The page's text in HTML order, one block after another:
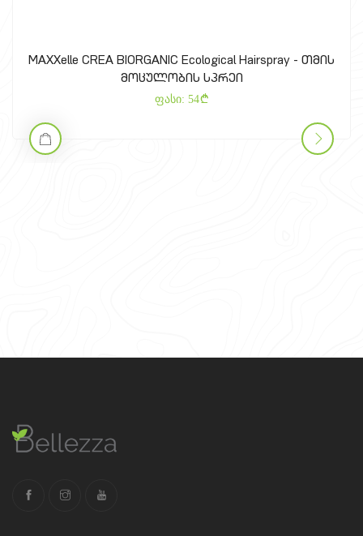
MAXXelle CREA BIORGANIC Ecological Hairspray - თმის
მოცულობის სპრეი
ფასი: 54